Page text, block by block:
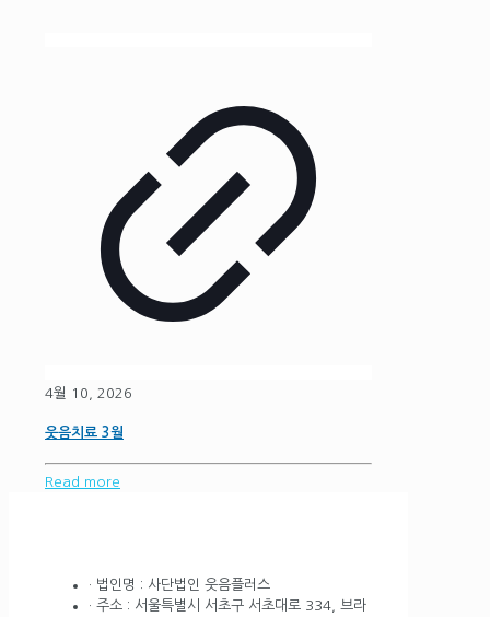
4월 10, 2026
웃음치료 3월
Read more
· 법인명 : 사단법인 웃음플러스
· 주소 : 서울특별시 서초구 서초대로 334, 브라